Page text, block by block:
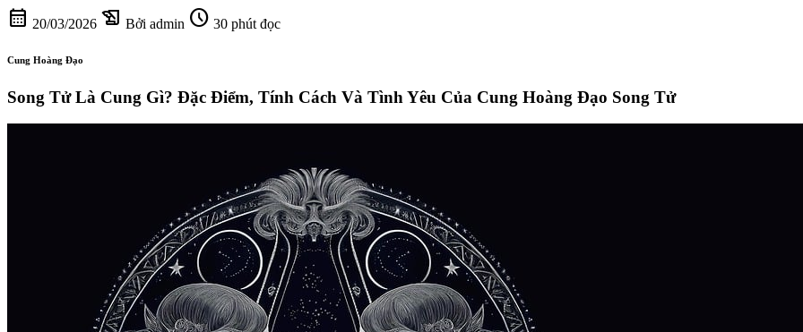
calendar_month 20/03/2026 history_edu Bởi admin schedule 30 phút đọc
Cung Hoàng Đạo
Song Tử Là Cung Gì? Đặc Điểm, Tính Cách Và Tình Yêu Của Cung Hoàng Đạo Song Tử